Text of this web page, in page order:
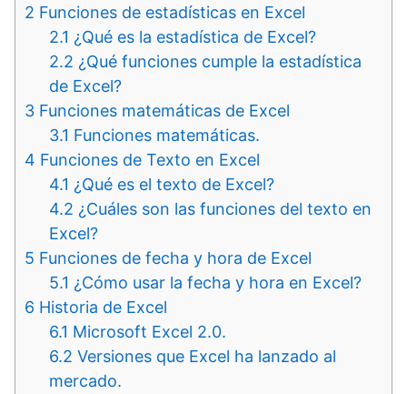
2 Funciones de estadísticas en Excel
2.1 ¿Qué es la estadística de Excel?
2.2 ¿Qué funciones cumple la estadística
de Excel?
3 Funciones matemáticas de Excel
3.1 Funciones matemáticas.
4 Funciones de Texto en Excel
4.1 ¿Qué es el texto de Excel?
4.2 ¿Cuáles son las funciones del texto en
Excel?
5 Funciones de fecha y hora de Excel
5.1 ¿Cómo usar la fecha y hora en Excel?
6 Historia de Excel
6.1 Microsoft Excel 2.0.
6.2 Versiones que Excel ha lanzado al
mercado.